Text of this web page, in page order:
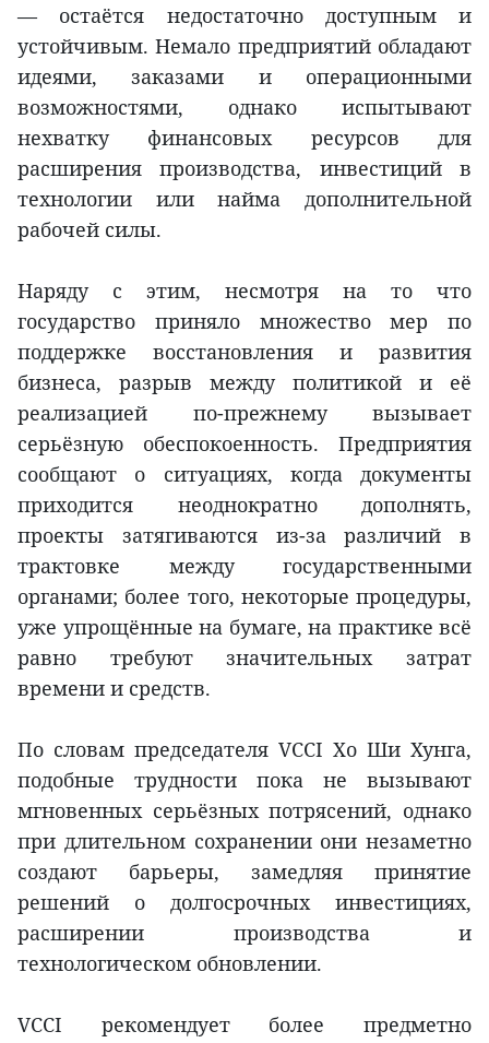
— остаётся недостаточно доступным и
устойчивым. Немало предприятий обладают
идеями, заказами и операционными
возможностями, однако испытывают
нехватку финансовых ресурсов для
расширения производства, инвестиций в
технологии или найма дополнительной
рабочей силы.
Наряду с этим, несмотря на то что
государство приняло множество мер по
поддержке восстановления и развития
бизнеса, разрыв между политикой и её
реализацией по-прежнему вызывает
серьёзную обеспокоенность. Предприятия
сообщают о ситуациях, когда документы
приходится неоднократно дополнять,
проекты затягиваются из-за различий в
трактовке между государственными
органами; более того, некоторые процедуры,
уже упрощённые на бумаге, на практике всё
равно требуют значительных затрат
времени и средств.
По словам председателя VCCI Хо Ши Хунга,
подобные трудности пока не вызывают
мгновенных серьёзных потрясений, однако
при длительном сохранении они незаметно
создают барьеры, замедляя принятие
решений о долгосрочных инвестициях,
расширении производства и
технологическом обновлении.
VCCI рекомендует более предметно